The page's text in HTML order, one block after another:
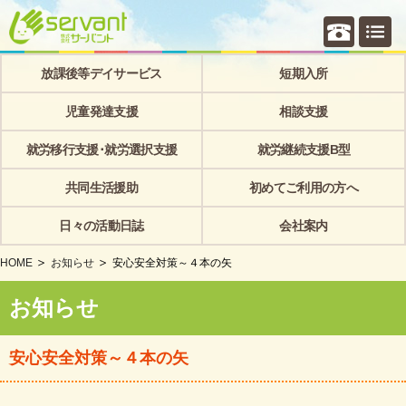
個別相
放課後等デイサービス 短期入所
児童発達支援 相談支援
就労移行支援･就労選択支援 就労継続支援B型
共同生活援助 初めてご利用の方へ
日々の活動日誌 会社案内
HOME お知らせ 安心安全対策～４本の矢
お知らせ
安心安全対策～４本の矢